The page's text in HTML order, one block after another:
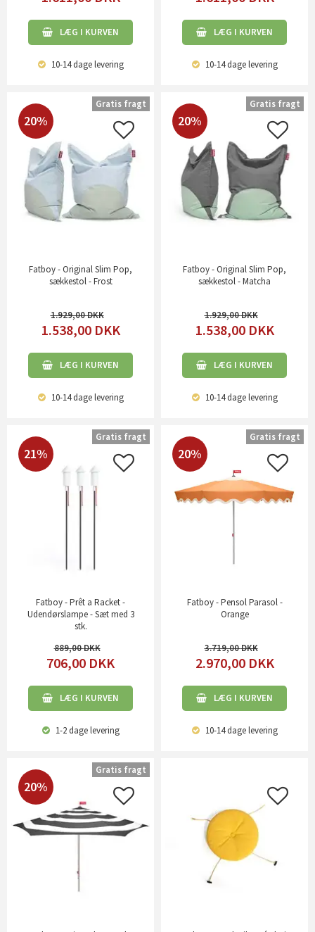
LÆG I KURVEN
10-14 dagelevering
LÆG I KURVEN
10-14 dagelevering
20%
Fatboy - Original Slim Pop,
sækkestol - Frost
1.929,00
1.538,00 DKK
LÆG I KURVEN
10-14 dagelevering
Gratis fragt
20%
Fatboy - Original Slim Pop,
sækkestol - Matcha
1.929,00
1.538,00 DKK
LÆG I KURVEN
10-14 dagelevering
Gratis fragt
21%
Fatboy - Prêt a Racket -
Udendørslampe - Sæt med 3
stk.
889,00
706,00 DKK
LÆG I KURVEN
1-2 dagelevering
Gratis fragt
20%
Fatboy - Pensol Parasol -
Orange
3.719,00
2.970,00 DKK
LÆG I KURVEN
10-14 dagelevering
Gratis fragt
20%
Gratis fragt